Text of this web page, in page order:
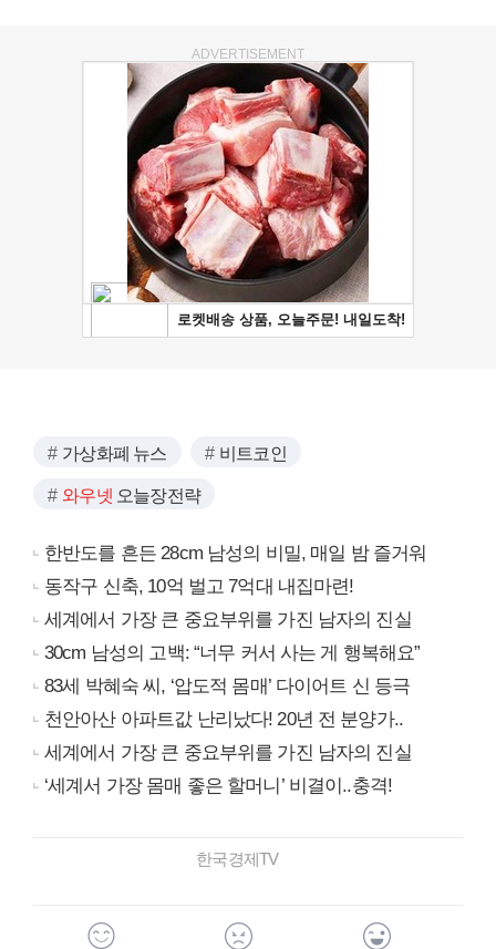
ADVERTISEMENT
가상화폐 뉴스 비트코인
와우넷 오늘장전략
한반도를 흔든 28cm 남성의 비밀, 매일 밤 즐거워
동작구 신축, 10억 벌고 7억대 내집마련!
세계에서 가장 큰 중요부위를 가진 남자의 진실
30cm 남성의 고백: “너무 커서 사는 게 행복해요”
83세 박혜숙 씨, ‘압도적 몸매’ 다이어트 신 등극
천안아산 아파트값 난리났다! 20년 전 분양가..
세계에서 가장 큰 중요부위를 가진 남자의 진실
‘세계서 가장 몸매 좋은 할머니’ 비결이..충격!
한국경제TV